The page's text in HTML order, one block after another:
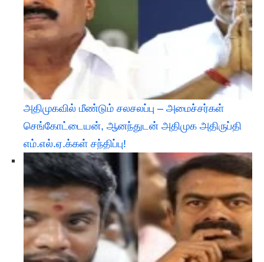
அதிமுகவில் மீண்டும் சலசலப்பு – அமைச்சர்கள்
செங்கோட்டையன், ஆனந்துடன் அதிமுக அதிருப்தி
எம்.எல்.ஏ.க்கள் சந்திப்பு!